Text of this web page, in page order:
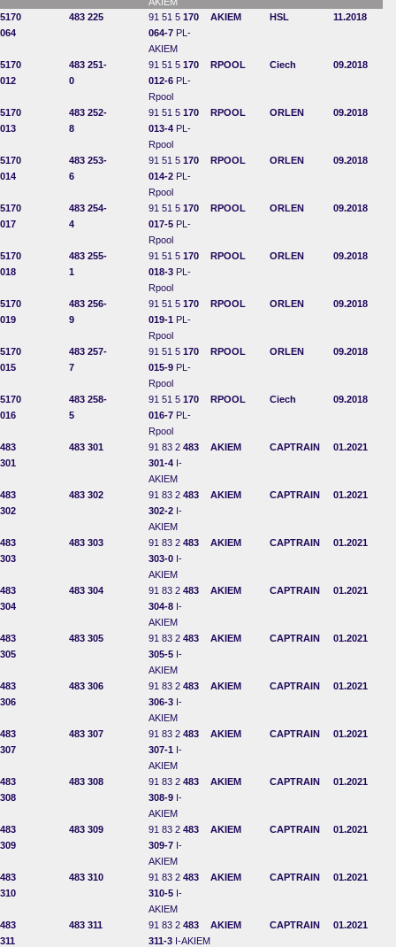
5170
064
483 225 91 51 5 170
064-7 PL-
AKIEM
AKIEM HSL 11.2018
5170
012
483 251-
0
91 51 5 170
012-6 PL-
Rpool
RPOOL Ciech 09.2018
5170
013
483 252-
8
91 51 5 170
013-4 PL-
Rpool
RPOOL ORLEN 09.2018
5170
014
483 253-
6
91 51 5 170
014-2 PL-
Rpool
RPOOL ORLEN 09.2018
5170
017
483 254-
4
91 51 5 170
017-5 PL-
Rpool
RPOOL ORLEN 09.2018
5170
018
483 255-
1
91 51 5 170
018-3 PL-
Rpool
RPOOL ORLEN 09.2018
5170
019
483 256-
9
91 51 5 170
019-1 PL-
Rpool
RPOOL ORLEN 09.2018
5170
015
483 257-
7
91 51 5 170
015-9 PL-
Rpool
RPOOL ORLEN 09.2018
5170
016
483 258-
5
91 51 5 170
016-7 PL-
Rpool
RPOOL Ciech 09.2018
483
301
483 301 91 83 2 483
301-4 I-
AKIEM
AKIEM CAPTRAIN 01.2021
483
302
483 302 91 83 2 483
302-2 I-
AKIEM
AKIEM CAPTRAIN 01.2021
483
303
483 303 91 83 2 483
303-0 I-
AKIEM
AKIEM CAPTRAIN 01.2021
483
304
483 304 91 83 2 483
304-8 I-
AKIEM
AKIEM CAPTRAIN 01.2021
483
305
483 305 91 83 2 483
305-5 I-
AKIEM
AKIEM CAPTRAIN 01.2021
483
306
483 306 91 83 2 483
306-3 I-
AKIEM
AKIEM CAPTRAIN 01.2021
483
307
483 307 91 83 2 483
307-1 I-
AKIEM
AKIEM CAPTRAIN 01.2021
483
308
483 308 91 83 2 483
308-9 I-
AKIEM
AKIEM CAPTRAIN 01.2021
483
309
483 309 91 83 2 483
309-7 I-
AKIEM
AKIEM CAPTRAIN 01.2021
483
310
483 310 91 83 2 483
310-5 I-
AKIEM
AKIEM CAPTRAIN 01.2021
483
311
483 311 91 83 2 483
311-3 I-AKIEM
AKIEM CAPTRAIN 01.2021